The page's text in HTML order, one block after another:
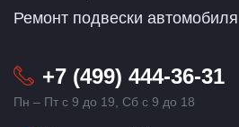
Ремонт подвески автомобиля
+7 (499) 444-36-31
Пн – Пт с 9 до 19, Сб с 9 до 18